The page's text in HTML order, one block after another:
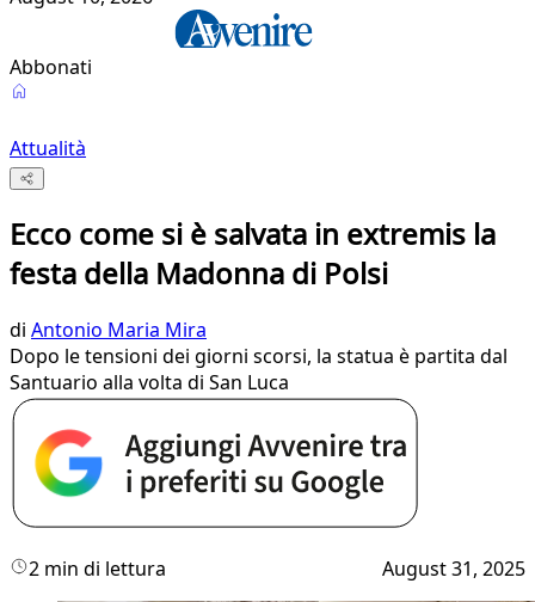
Abbonati
Attualità
Ecco come si è salvata in extremis la
festa della Madonna di Polsi
di Antonio Maria Mira
Dopo le tensioni dei giorni scorsi, la statua è partita dal
Santuario alla volta di San Luca
2 min di lettura August 31, 2025